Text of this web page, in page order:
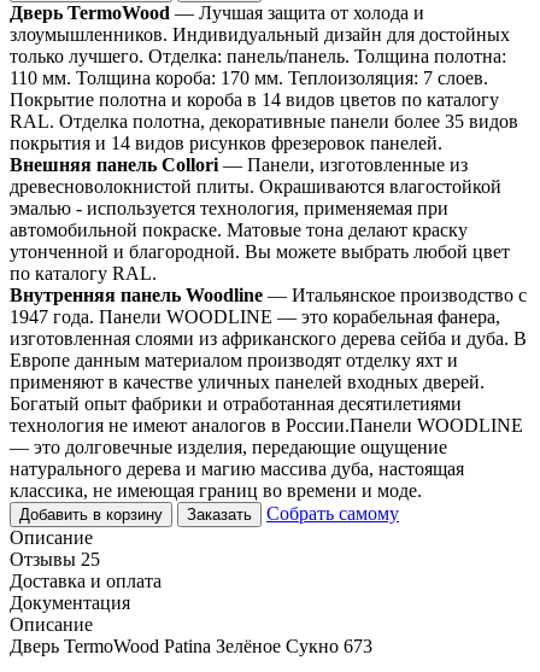
Дверь TermoWood — Лучшая защита от холода и
злоумышленников. Индивидуальный дизайн для достойных
только лучшего. Отделка: панель/панель. Толщина полотна:
110 мм. Толщина короба: 170 мм. Теплоизоляция: 7 слоев.
Покрытие полотна и короба в 14 видов цветов по каталогу
RAL. Отделка полотна, декоративные панели более 35 видов
покрытия и 14 видов рисунков фрезеровок панелей.
Внешняя панель Collori — Панели, изготовленные из
древесноволокнистой плиты. Окрашиваются влагостойкой
эмалью - используется технология, применяемая при
автомобильной покраске. Матовые тона делают краску
утонченной и благородной. Вы можете выбрать любой цвет
по каталогу RAL.
Внутренняя панель Woodline — Итальянское производство с
1947 года. Панели WOODLINE — это корабельная фанера,
изготовленная слоями из африканского дерева сейба и дуба. В
Европе данным материалом производят отделку яхт и
применяют в качестве уличных панелей входных дверей.
Богатый опыт фабрики и отработанная десятилетиями
технология не имеют аналогов в России.Панели WOODLINE
— это долговечные изделия, передающие ощущение
натурального дерева и магию массива дуба, настоящая
классика, не имеющая границ во времени и моде.
Добавить в корзину Заказать
Собрать самому
Описание
Отзывы 25
Доставка и оплата
Документация
Описание
Дверь TermoWood Patina Зелёное Сукно 673